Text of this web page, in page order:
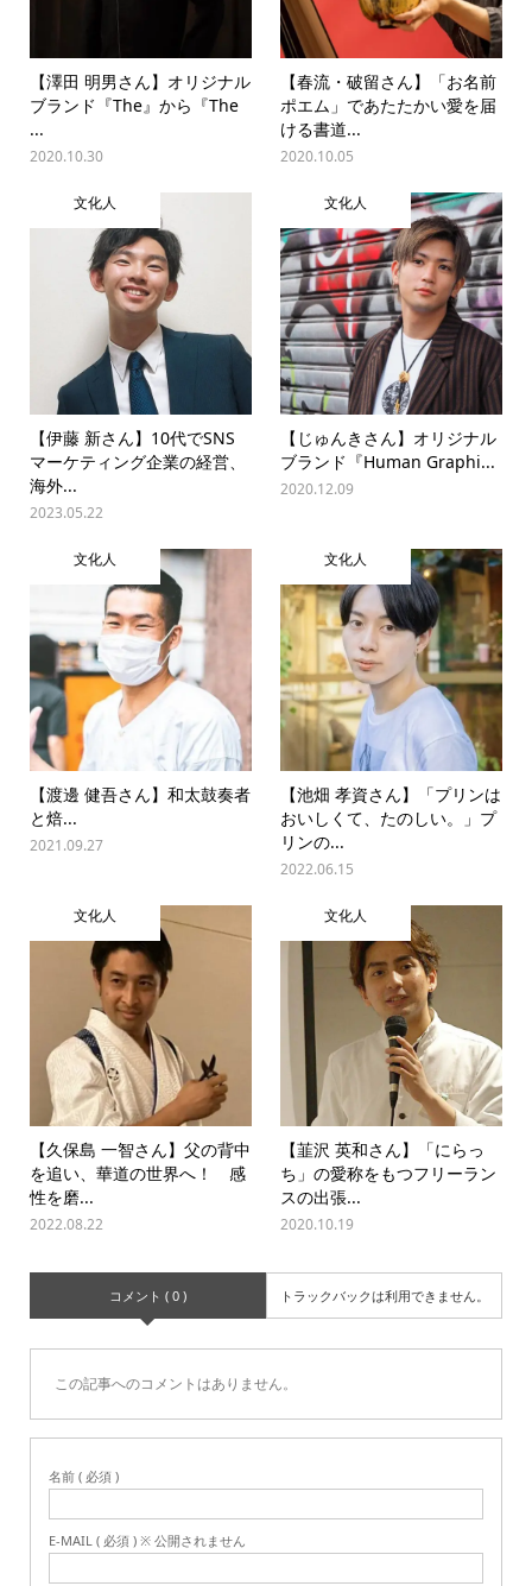
【澤田 明男さん】オリジナル
ブランド『The』から『The
...
2020.10.30
【春流・破留さん】「お名前
ポエム」であたたかい愛を届
ける書道...
2020.10.05
文化人
【伊藤 新さん】10代でSNS
マーケティング企業の経営、
海外...
2023.05.22
文化人
【じゅんきさん】オリジナル
ブランド『Human Graphi...
2020.12.09
文化人
【渡‌邊‌ ‌健‌吾‌さ‌ん】‌和‌太‌鼓‌奏‌者‌
と‌焙‌...
2021.09.27
文化人
【池畑 孝資さん】「プリンは
おいしくて、たのしい。」プ
リンの...
2022.06.15
文化人
【久保島 一智さん】父の背中
を追い、華道の世界へ！ 感
性を磨...
2022.08.22
文化人
【韮沢 英和さん】「にらっ
ち」の愛称をもつフリーラン
スの出張...
2020.10.19
コメント ( 0 ) トラックバックは利用できません。
この記事へのコメントはありません。
名前 ( 必須 )
E-MAIL ( 必須 ) ※ 公開されません